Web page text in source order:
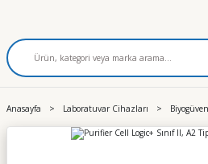
Anasayfa Laboratuvar Cihazları